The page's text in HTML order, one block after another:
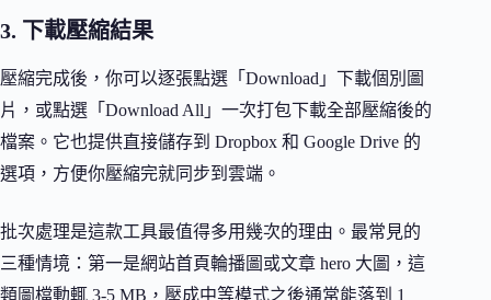
3. 下載壓縮結果
壓縮完成後，你可以逐張點選「Download」下載個別圖
片，或點選「Download All」一次打包下載全部壓縮後的
檔案。它也提供直接儲存到 Dropbox 和 Google Drive 的
選項，方便你壓縮完就同步到雲端。
批次處理是這款工具最值得多用幾次的理由。最常見的
三種情境：第一是網站首頁輪播圖或文章 hero 大圖，這
類圖檔動輒 3-5 MB，壓成中等模式之後通常能落到 1